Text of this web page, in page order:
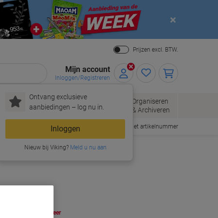
Close
Prijzen excl. BTW.
Mijn account
Inloggen/Registreren
Ontvang exclusieve
aanbiedingen – log nu in.
Inloggen
Nieuw bij Viking?Meld u nu aan
Enveloppen
Kantoorartikelen
Organiseren
& Archiveren
Snel bestellen met artikelnummer
Bespaar Meer